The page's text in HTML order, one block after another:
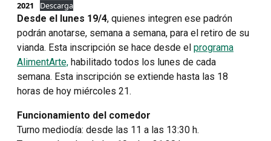
2021
Descarga
Desde el lunes 19/4, quienes integren ese padrón
podrán anotarse, semana a semana, para el retiro de su
vianda. Esta inscripción se hace desde el programa
AlimentArte, habilitado todos los lunes de cada
semana. Esta inscripción se extiende hasta las 18
horas de hoy miércoles 21.
Funcionamiento del comedor
Turno mediodía: desde las 11 a las 13:30 h.